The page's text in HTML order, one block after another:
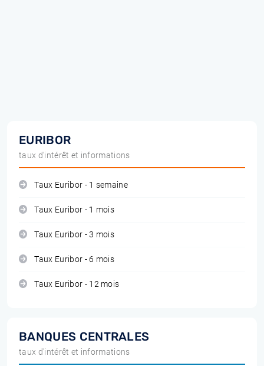
EURIBOR
taux d'intérêt et informations
Taux Euribor - 1 semaine
Taux Euribor - 1 mois
Taux Euribor - 3 mois
Taux Euribor - 6 mois
Taux Euribor - 12 mois
BANQUES CENTRALES
taux d'intérêt et informations